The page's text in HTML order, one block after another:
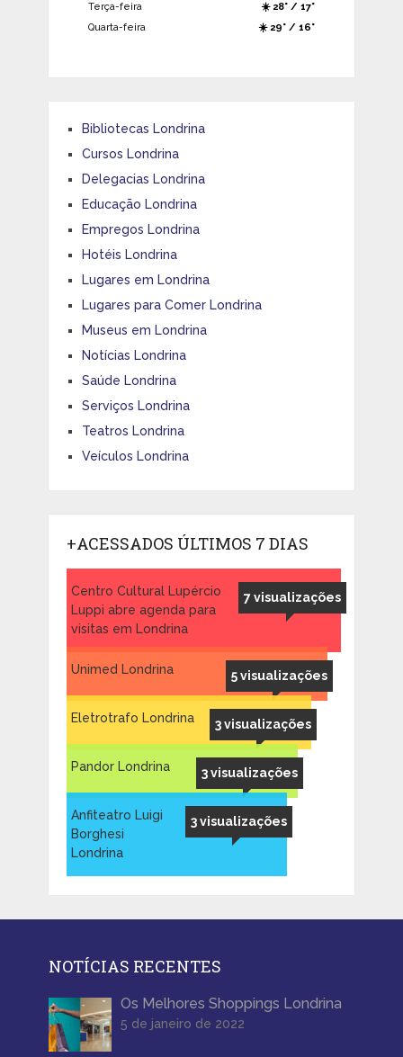
Terça-feira
☀️ 28° / 17°
Quarta-feira
☀️ 29° / 16°
Bibliotecas Londrina
Cursos Londrina
Delegacias Londrina
Educação Londrina
Empregos Londrina
Hotéis Londrina
Lugares em Londrina
Lugares para Comer Londrina
Museus em Londrina
Notícias Londrina
Saúde Londrina
Serviços Londrina
Teatros Londrina
Veículos Londrina
+ACESSADOS ÚLTIMOS 7 DIAS
7 visualizações
Centro Cultural Lupércio
Luppi abre agenda para
visitas em Londrina
5 visualizações
Unimed Londrina
3 visualizações
Eletrotrafo Londrina
3 visualizações
Pandor Londrina
3 visualizações
Anfiteatro Luigi
Borghesi
Londrina
NOTÍCIAS RECENTES
Os Melhores Shoppings Londrina
5 de janeiro de 2022